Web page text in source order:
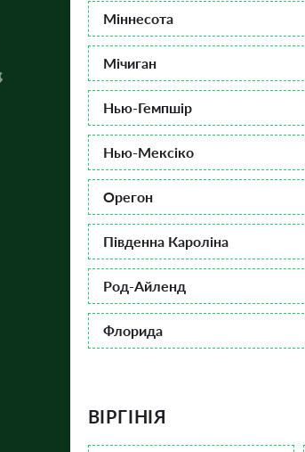
Міннесота
Мічиган
Нью-Гемпшір
Нью-Мексіко
Орегон
Південна Кароліна
Род-Айленд
Флорида
ВІРГІНІЯ